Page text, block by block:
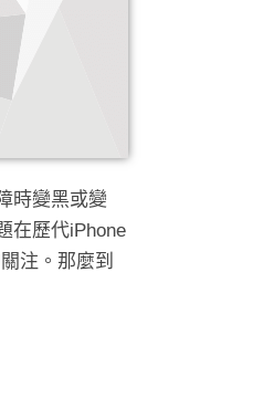
時變黑或變
在歷代iPhone
注。那麼到